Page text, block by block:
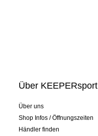
Über KEEPERsport
Über uns
Shop Infos / Öffnungszeiten
Händler finden